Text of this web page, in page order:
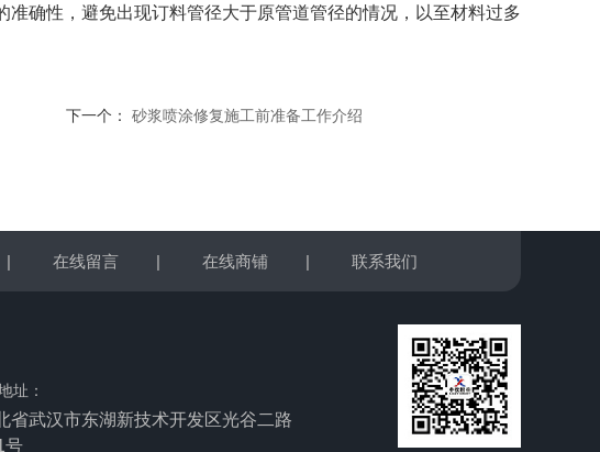
确性，避免出现订料管径大于原管道管径的情况，以至材料过多
下一个： 砂浆喷涂修复施工前准备工作介绍
| 在线留言 | 在线商铺 | 联系我们
址：
省武汉市东湖新技术开发区光谷二路
号